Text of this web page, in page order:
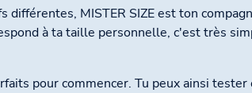
différentes, MISTER SIZE est ton
à ta taille personnelle, c'est très
pour commencer. Tu peux ainsi